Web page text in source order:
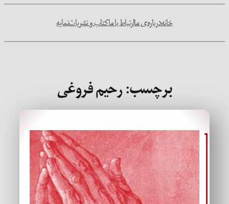
خانهدرباره‌ی ماارتباط با ماکتاب و نشریاتنمایه
برچسب:رحیم فروغی